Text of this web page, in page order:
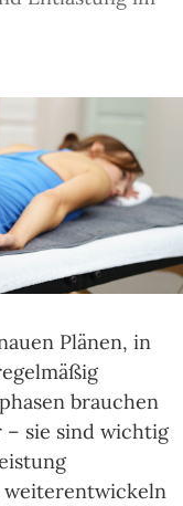
Plänen, in
brauchen
sie sind wichtig